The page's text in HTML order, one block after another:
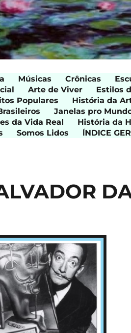
Músicas Crônicas
Arte de Viver Estilos
Populares História da
Janelas pro
da Vida Real História da
Somos Lidos ÍNDICE